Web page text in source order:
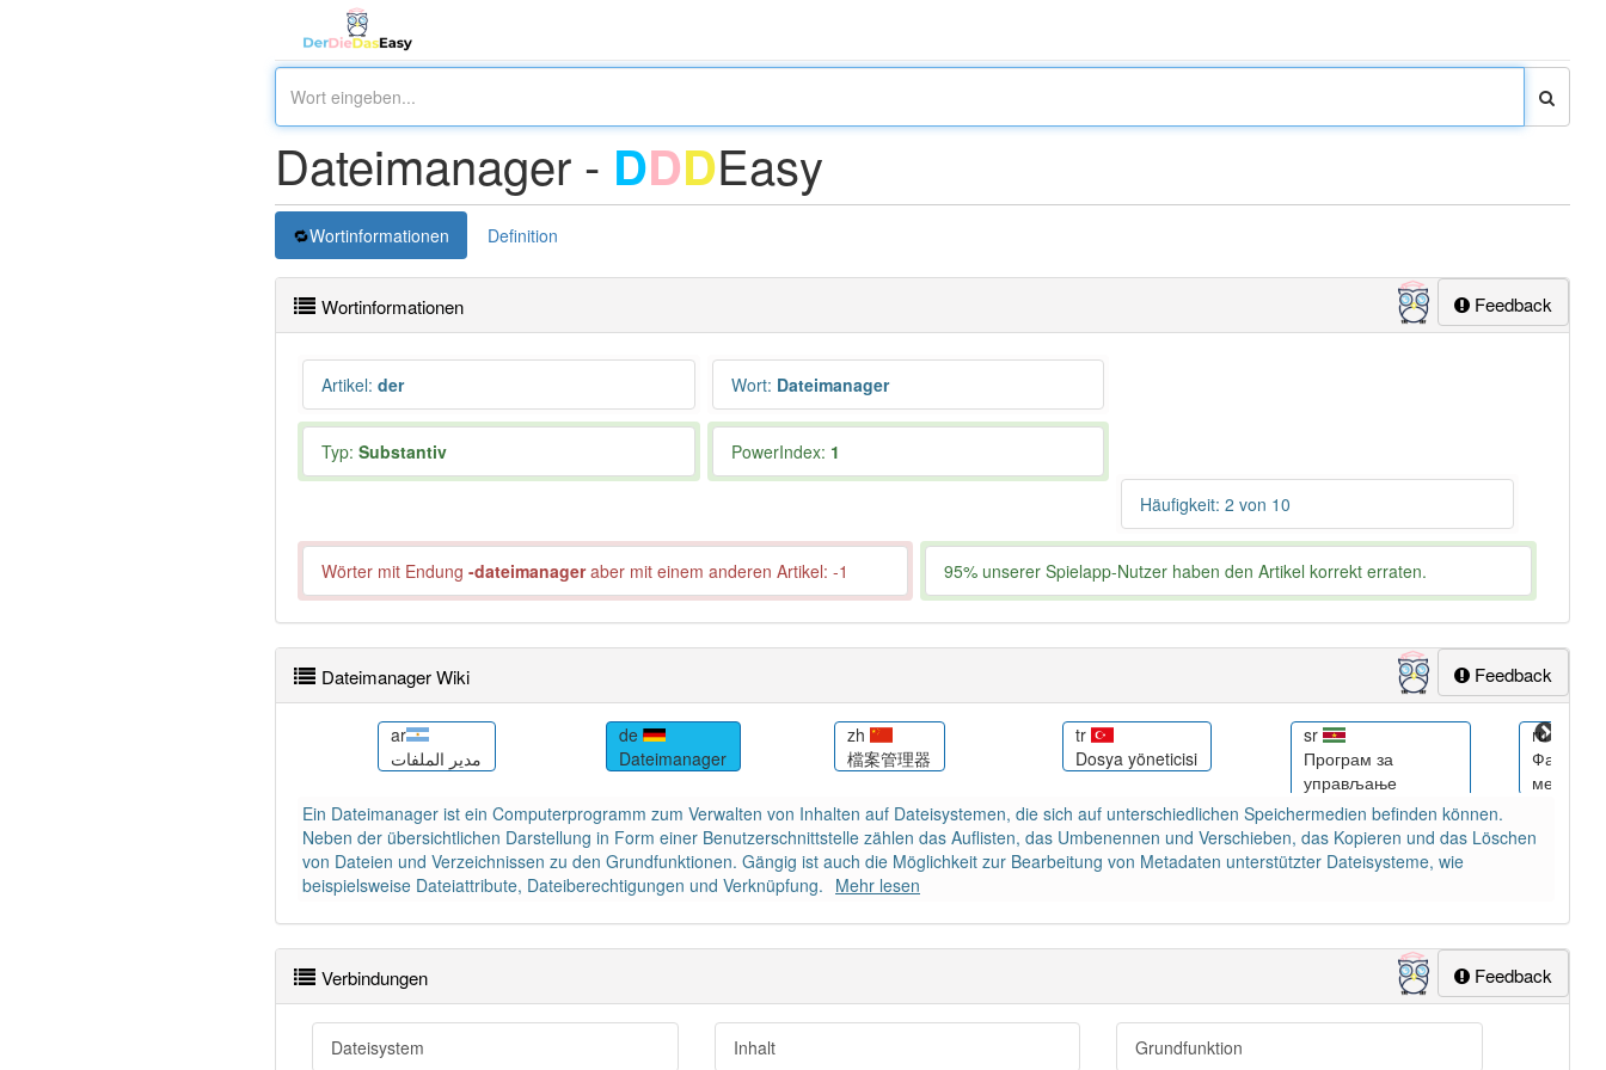
Dateimanager - DDDEasy
Wortinformationen Definition
Feedback
Wortinformationen
Artikel: der Wort: Dateimanager
Typ: Substantiv PowerIndex: 1
Häufigkeit: 2 von 10
Wörter mit Endung -dateimanageraber mit einem anderen Artikel: -1 95% unserer Spielapp-Nutzer haben den Artikel korrekt erraten.
Feedback
Dateimanager Wiki
ar
مدير الملفات
de
Dateimanager
zh
檔案管理器
tr
Dosya yöneticisi
sr
Програм за
управљање
датотекама
ru
Ein Dateimanager ist ein Computerprogramm zum Verwalten von Inhalten auf Dateisystemen, die sich auf unterschiedlichen Speichermedien befinden können.
Neben der übersichtlichen Darstellung in Form einer Benutzerschnittstelle zählen das Auflisten, das Umbenennen und Verschieben, das Kopieren und das Löschen
von Dateien und Verzeichnissen zu den Grundfunktionen. Gängig ist auch die Möglichkeit zur Bearbeitung von Metadaten unterstützter Dateisysteme, wie
beispielsweise Dateiattribute, Dateiberechtigungen und Verknüpfung. Mehr lesen
Feedback
Verbindungen
Dateisystem Inhalt Grundfunktion